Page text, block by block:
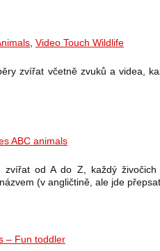
Video Touch Wildlife
zvířat včetně zvuků a videa,
ABC animals
zvířat od A do Z, každý
(v angličtině, ale jde
– Fun toddler